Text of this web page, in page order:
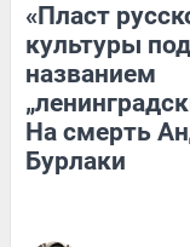
«Пласт
культуры под
названием
На смерть
Бурлаки